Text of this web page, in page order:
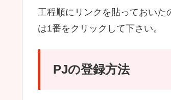
工程順にリンクを貼っておい
は1番をクリックして下さい。
PJの登録方法